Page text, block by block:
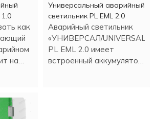
как
на
Универсальный аварийный
светильник PL EML 2.0
Аварийный светильник
«УНИВЕРСАЛ/UNIVERSAL»
PL EML 2.0 имеет
встроенный аккумулятор.